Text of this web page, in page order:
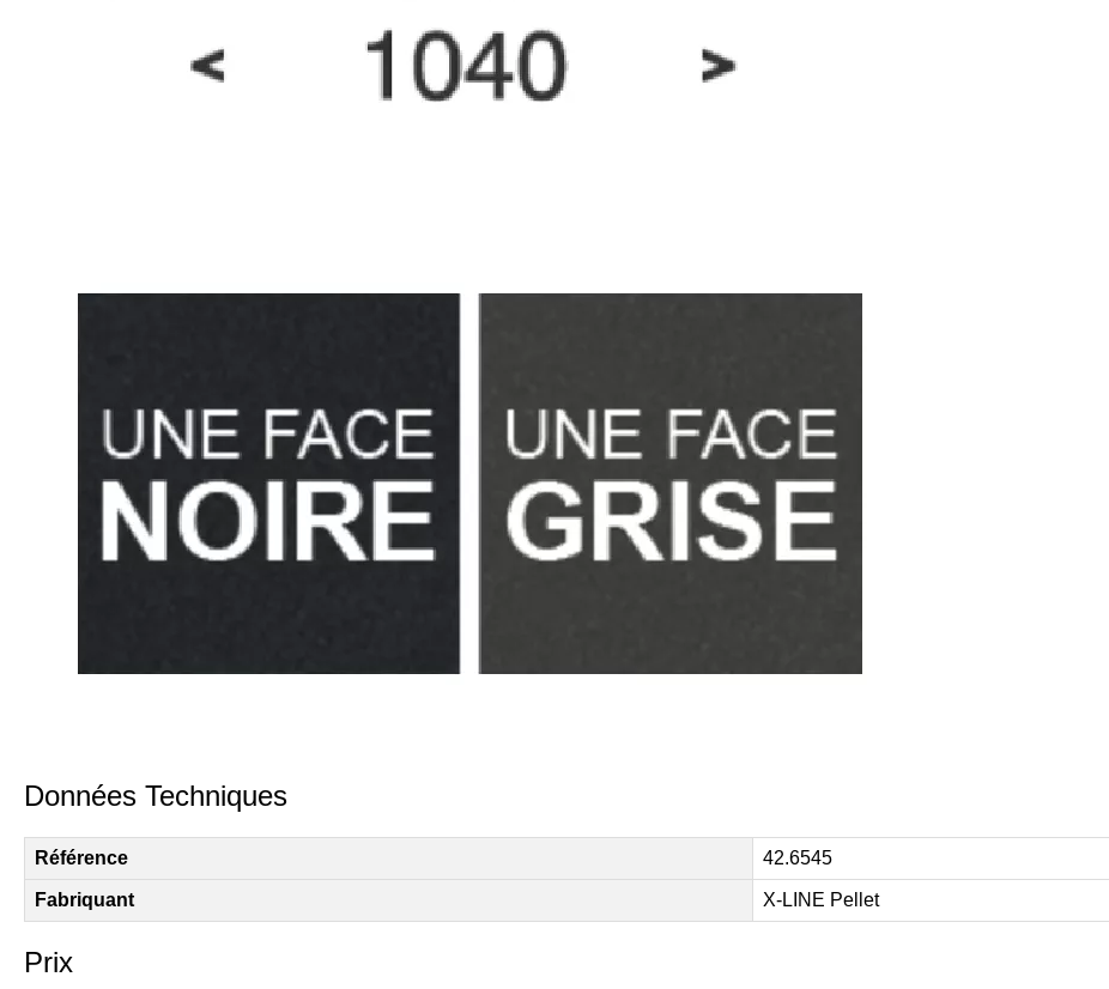
Données Techniques
Référence 42.6545
Fabriquant X-LINE Pellet
Prix